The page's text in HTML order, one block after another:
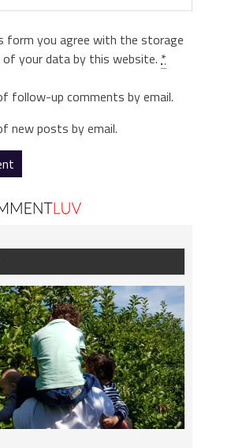
form you agree with the storage
of your data by this website. *
follow-up comments by email.
new posts by email.